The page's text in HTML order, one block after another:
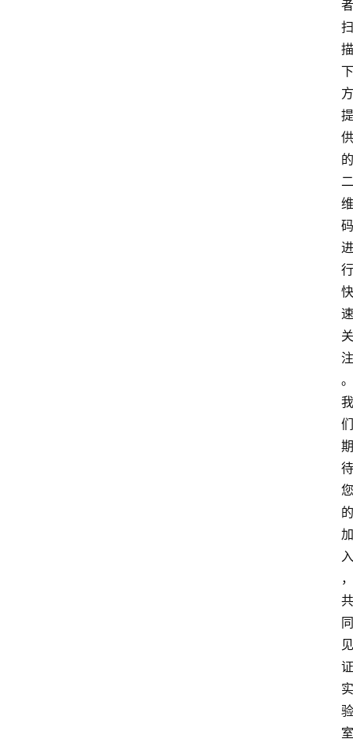
者
扫
描
下
方
提
供
的
二
维
码
进
行
快
速
关
注
。
我
们
期
待
您
的
加
入
，
共
同
见
证
实
验
室